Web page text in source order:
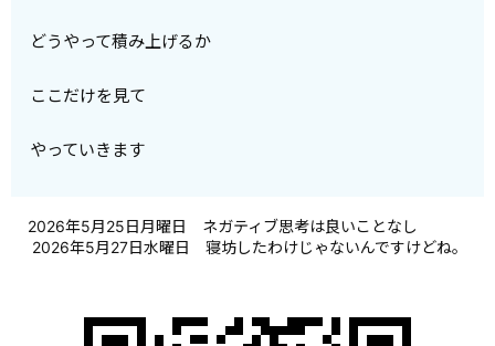
どうやって積み上げるか
ここだけを見て
やっていきます
2026年5月25日月曜日 ネガティブ思考は良いことなし
2026年5月27日水曜日 寝坊したわけじゃないんですけどね。